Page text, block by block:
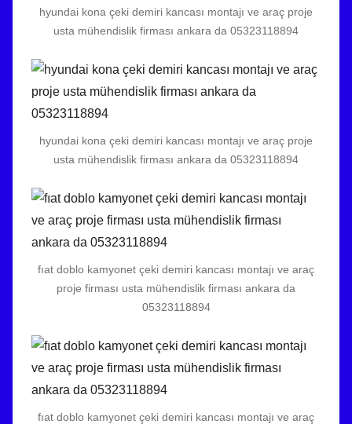
hyundai kona çeki demiri kancası montajı ve araç proje
usta mühendislik firması ankara da 05323118894
hyundai kona çeki demiri kancası montajı ve araç proje
usta mühendislik firması ankara da 05323118894
fıat doblo kamyonet çeki demiri kancası montajı ve araç
proje firması usta mühendislik firması ankara da
05323118894
fıat doblo kamyonet çeki demiri kancası montajı ve araç